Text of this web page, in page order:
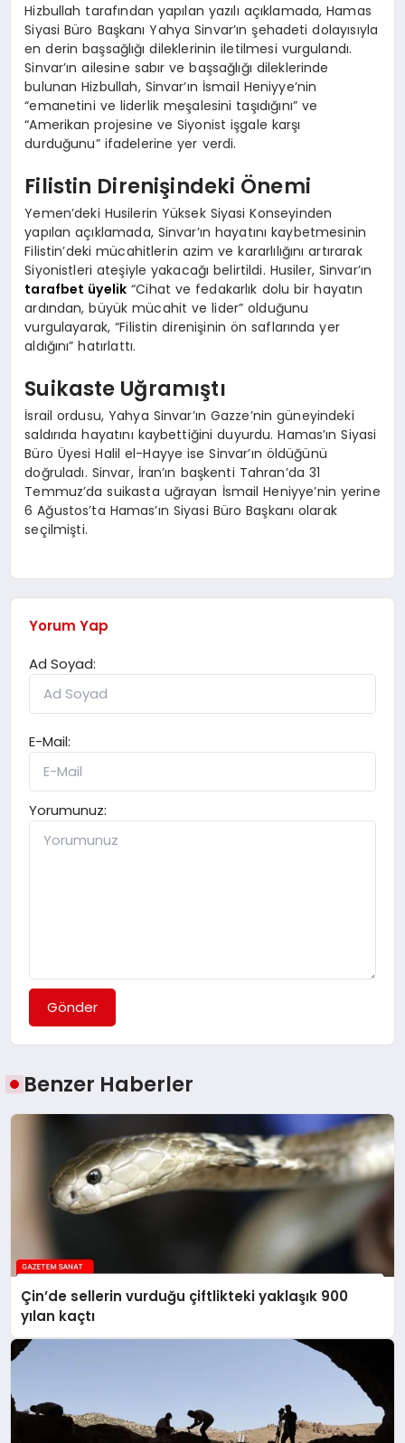
Hizbullah tarafından yapılan yazılı açıklamada, Hamas
Siyasi Büro Başkanı Yahya Sinvar’ın şehadeti dolayısıyla
en derin başsağlığı dileklerinin iletilmesi vurgulandı.
Sinvar’ın ailesine sabır ve başsağlığı dileklerinde
bulunan Hizbullah, Sinvar’ın İsmail Heniyye’nin
“emanetini ve liderlik meşalesini taşıdığını” ve
“Amerikan projesine ve Siyonist işgale karşı
durduğunu” ifadelerine yer verdi.
Filistin Direnişindeki Önemi
Yemen’deki Husilerin Yüksek Siyasi Konseyinden
yapılan açıklamada, Sinvar’ın hayatını kaybetmesinin
Filistin’deki mücahitlerin azim ve kararlılığını artırarak
Siyonistleri ateşiyle yakacağı belirtildi. Husiler, Sinvar’ın
tarafbet üyelik “Cihat ve fedakarlık dolu bir hayatın
ardından, büyük mücahit ve lider” olduğunu
vurgulayarak, “Filistin direnişinin ön saflarında yer
aldığını” hatırlattı.
Suikaste Uğramıştı
İsrail ordusu, Yahya Sinvar’ın Gazze’nin güneyindeki
saldırıda hayatını kaybettiğini duyurdu. Hamas’ın Siyasi
Büro Üyesi Halil el-Hayye ise Sinvar’ın öldüğünü
doğruladı. Sinvar, İran’ın başkenti Tahran’da 31
Temmuz’da suikasta uğrayan İsmail Heniyye’nin yerine
6 Ağustos’ta Hamas’ın Siyasi Büro Başkanı olarak
seçilmişti.
Yorum Yap
Ad Soyad:
E-Mail:
Yorumunuz:
Gönder
Benzer Haberler
Çin’de sellerin vurduğu çiftlikteki yaklaşık 900
yılan kaçtı